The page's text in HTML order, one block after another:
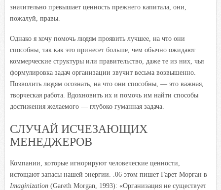
значительно превышает ценность прежнего капитала, они,
пожалуй, правы.
Однако я хочу помочь людям проявить лучшее, на что они
способны, так как это принесет больше, чем обычно ожидают
коммерческие структуры или правительство, даже те из них, чья
формулировка задач организации звучит весьма возвышенно.
Позволить людям осознать, на что они способны, — это важная,
творческая работа. Вдохновить их и помочь им найти способы
достижения желаемого — глубоко гуманная задача.
СЛУЧАЙ ИСЧЕЗАЮЩИХ
МЕНЕДЖЕРОВ
Компании, которые игнорируют человеческие ценности,
истощают запасы нашей энергии. .06 этом пишет Гарет Морган в
Imaginization (Gareth Morgan, 1993): «Организация не существует